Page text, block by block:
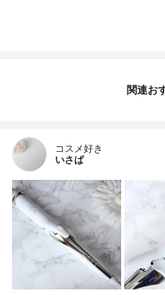
関連お
コスメ好き
いさぱ